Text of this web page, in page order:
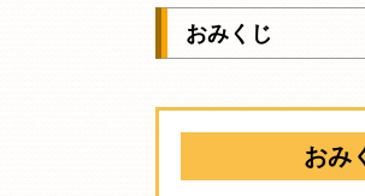
おみくじ
おみ